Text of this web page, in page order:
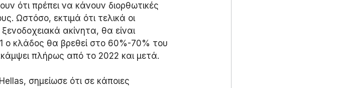
ότι πρέπει να κάνουν διορθωτικές
Ωστόσο, εκτιμά ότι τελικά οι
ακίνητα, θα είναι
ο κλάδος θα βρεθεί στο 60%-70% του
πλήρως από το 2022 και μετά.
σημείωσε ότι σε κάποιες